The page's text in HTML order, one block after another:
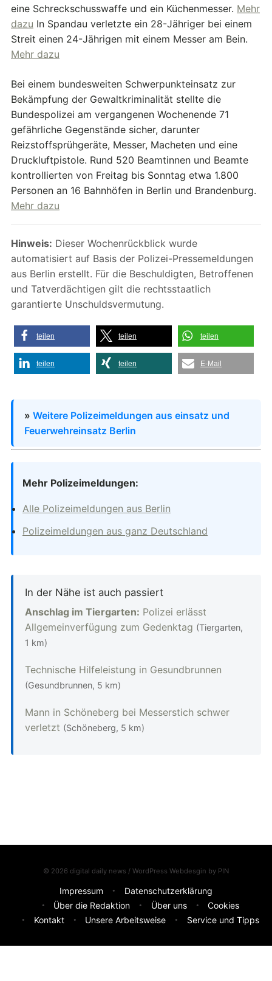
eine Schreckschusswaffe und ein Küchenmesser. Mehr
dazu In Spandau verletzte ein 28-Jähriger bei einem
Streit einen 24-Jährigen mit einem Messer am Bein.
Mehr dazu
Bei einem bundesweiten Schwerpunkteinsatz zur
Bekämpfung der Gewaltkriminalität stellte die
Bundespolizei am vergangenen Wochenende 71
gefährliche Gegenstände sicher, darunter
Reizstoffsprühgeräte, Messer, Macheten und eine
Druckluftpistole. Rund 520 Beamtinnen und Beamte
kontrollierten von Freitag bis Sonntag etwa 1.800
Personen an 16 Bahnhöfen in Berlin und Brandenburg.
Mehr dazu
Hinweis: Dieser Wochenrückblick wurde
automatisiert auf Basis der Polizei-Pressemeldungen
aus Berlin erstellt. Für die Beschuldigten, Betroffenen
und Tatverdächtigen gilt die rechtsstaatlich
garantierte Unschuldsvermutung.
teilen teilen teilen
teilen teilen E-Mail
» Weitere Polizeimeldungen aus einsatz und
Feuerwehreinsatz Berlin
Mehr Polizeimeldungen:
Alle Polizeimeldungen aus Berlin
Polizeimeldungen aus ganz Deutschland
In der Nähe ist auch passiert
Anschlag im Tiergarten: Polizei erlässt
Allgemeinverfügung zum Gedenktag (Tiergarten,
1 km)
Technische Hilfeleistung in Gesundbrunnen
(Gesundbrunnen, 5 km)
Mann in Schöneberg bei Messerstich schwer
verletzt (Schöneberg, 5 km)
© 2026 digital daily news / WordPress Webdesgin by PIN
Impressum
Datenschutzerklärung
Über die Redaktion
Über uns
Cookies
Kontakt
Unsere Arbeitsweise Service und Tipps